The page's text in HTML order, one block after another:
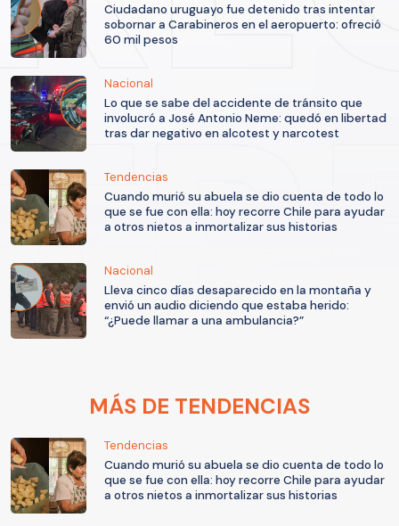
Ciudadano uruguayo fue detenido tras intentar
sobornar a Carabineros en el aeropuerto: ofreció
60 mil pesos
Nacional
Lo que se sabe del accidente de tránsito que
involucró a José Antonio Neme: quedó en libertad
tras dar negativo en alcotest y narcotest
Tendencias
Cuando murió su abuela se dio cuenta de todo lo
que se fue con ella: hoy recorre Chile para ayudar
a otros nietos a inmortalizar sus historias
Nacional
Lleva cinco días desaparecido en la montaña y
envió un audio diciendo que estaba herido:
“¿Puede llamar a una ambulancia?”
MÁS DE TENDENCIAS
Tendencias
Cuando murió su abuela se dio cuenta de todo lo
que se fue con ella: hoy recorre Chile para ayudar
a otros nietos a inmortalizar sus historias